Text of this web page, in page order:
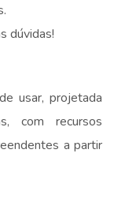
dúvidas!
usar, projetada
com recursos
a partir